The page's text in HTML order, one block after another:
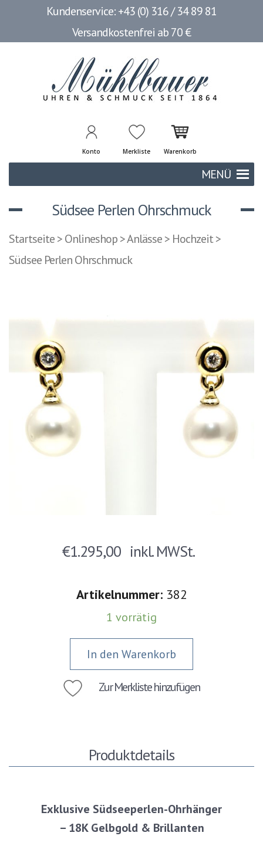
Kundenservice: +43 (0) 316 / 34 89 81
Versandkostenfrei ab 70 €
Konto Merkliste Warenkorb
MENÜ
Südsee Perlen Ohrschmuck
Startseite>Onlineshop>Anlässe> Hochzeit>
Südsee Perlen Ohrschmuck
€1.295,00 inkl. MWSt.
Artikelnummer: 382
1 vorrätig
In den Warenkorb
Zur Merkliste hinzufügen
Produktdetails
Exklusive Südseeperlen-Ohrhänger
– 18K Gelbgold & Brillanten